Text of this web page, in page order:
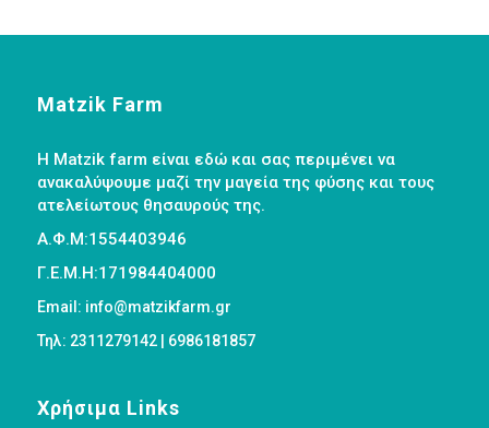
Matzik Farm
Η Matzik farm είναι εδώ και σας περιμένει να
ανακαλύψουμε μαζί την μαγεία της φύσης και τους
ατελείωτους θησαυρούς της.
Α.Φ.Μ:1554403946
Γ.Ε.Μ.Η:171984404000
Email: info@matzikfarm.gr
Τηλ: 2311279142 | 6986181857
Χρήσιμα Links